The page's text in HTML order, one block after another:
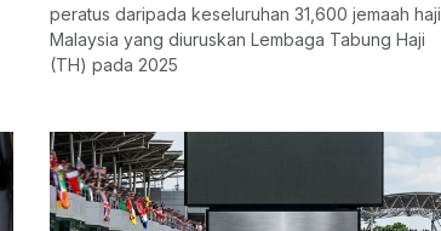
peratus daripada keseluruhan 31,600 jemaah haji
Malaysia yang diuruskan Lembaga Tabung Haji
(TH) pada 2025